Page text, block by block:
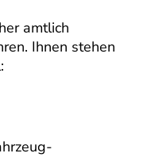
amtlich
Ihnen stehen